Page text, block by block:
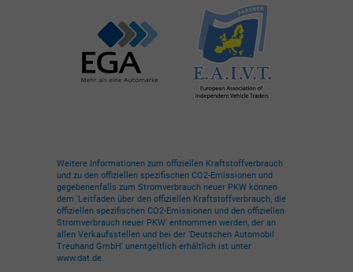
Weitere Informationen zum offiziellen Kraftstoffverbrauch
und zu den offiziellen spezifischen CO2-Emissionen und
gegebenenfalls zum Stromverbrauch neuer PKW können
dem 'Leitfaden über den offiziellen Kraftstoffverbrauch, die
offiziellen spezifischen CO2-Emissionen und den offiziellen
Stromverbrauch neuer PKW' entnommen werden, der an
allen Verkaufsstellen und bei der 'Deutschen Automobil
Treuhand GmbH' unentgeltlich erhältlich ist unter
www.dat.de.